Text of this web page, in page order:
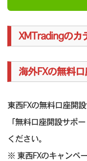
XMTradingのカ
海外FXの無料
東西FXの無料口座開
「無料口座開設サポ
ください。
※ 東西FXのキャンペ